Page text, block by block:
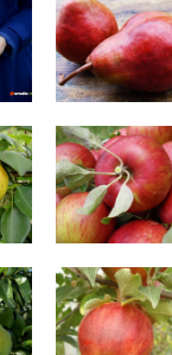
Williams roşu
Jonathan
Cardinal